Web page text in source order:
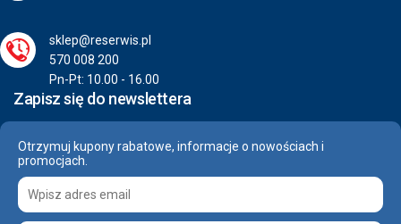
sklep@reserwis.pl
570 008 200
Pn-Pt: 10.00 - 16.00
Zapisz się do newslettera
Otrzymuj kupony rabatowe, informacje o nowościach i
promocjach.